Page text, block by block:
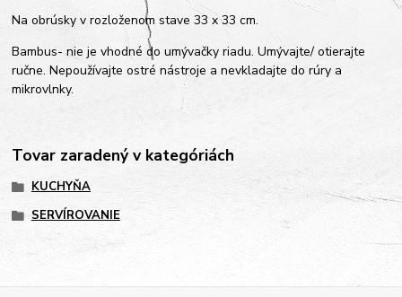
Na obrúsky v rozloženom stave 33 x 33 cm.
Bambus- nie je vhodné do umývačky riadu. Umývajte/ otierajte
ručne. Nepoužívajte ostré nástroje a nevkladajte do rúry a
mikrovlnky.
Tovar zaradený v kategóriách
KUCHYŇA
SERVÍROVANIE